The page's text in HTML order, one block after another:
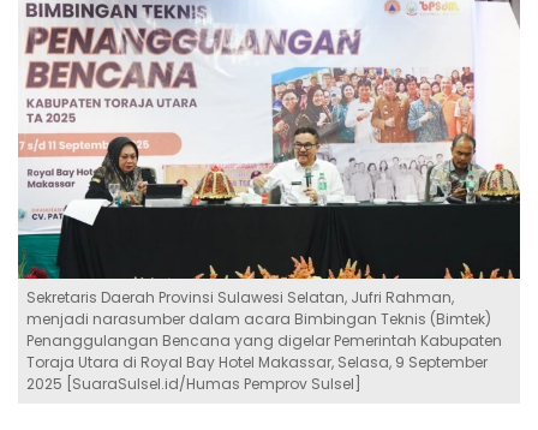
Sekretaris Daerah Provinsi Sulawesi Selatan, Jufri Rahman,
menjadi narasumber dalam acara Bimbingan Teknis (Bimtek)
Penanggulangan Bencana yang digelar Pemerintah Kabupaten
Toraja Utara di Royal Bay Hotel Makassar, Selasa, 9 September
2025 [SuaraSulsel.id/Humas Pemprov Sulsel]